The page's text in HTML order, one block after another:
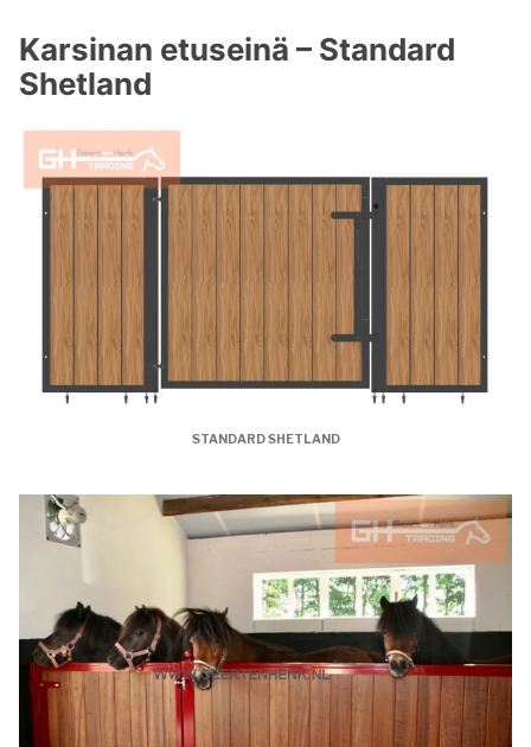
Karsinan etuseinä – Standard
Shetland
STANDARD SHETLAND